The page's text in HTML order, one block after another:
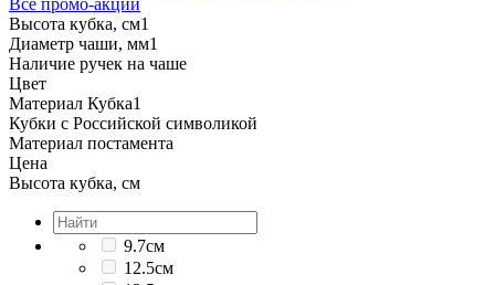
Высота кубка, см1
Диаметр чаши, мм1
Наличие ручек на чаше
Цвет
Материал Кубка1
Кубки с Российской символикой
Материал постамента
Цена
Высота кубка, см
9.7см
12.5см